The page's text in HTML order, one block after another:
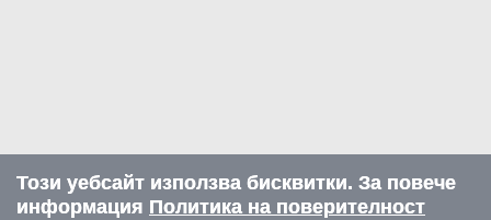
Този уебсайт използва бисквитки. За повече
информация Политика на поверителност